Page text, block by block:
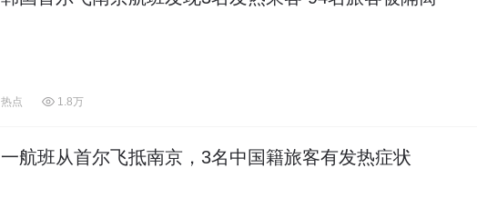
热点 1.8万
一航班从首尔飞抵南京，3名中国籍旅客有发热症状